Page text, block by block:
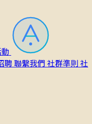
聘聯繫我們 社群準則 社